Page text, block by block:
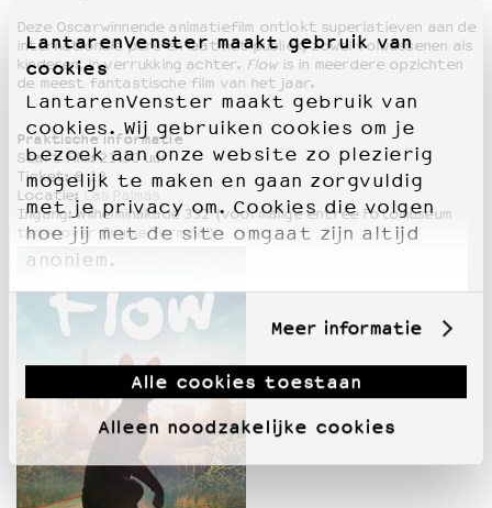
LantarenVenster maakt gebruik van
cookies
LantarenVenster maakt gebruik van
cookies. Wij gebruiken cookies om je
bezoek aan onze website zo plezierig
mogelijk te maken en gaan zorgvuldig
met je privacy om. Cookies die volgen
hoe jij met de site omgaat zijn altijd
anoniem.
Meer informatie
Alle cookies toestaan
Alleen noodzakelijke cookies
Deze Oscarwinnende animatiefilm ontlokt superlatieven aan de
internationale pers en laat het publiek, zowel volwassenen als
kinderen, in verrukking achter. Flowis in meerdere opzichten
de meest fantastische film van het jaar.
Praktische informatie
Start film: 21:30 uur
Ticket: € 13
Locatie: Las Palmas
Ingang: Wilhelminakade 332 (voormalige entree Fotomuseum
tegenover Cruise Terminal)